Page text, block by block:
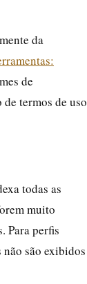
da
de
termos de uso
todas as
muito
Para perfis
são exibidos